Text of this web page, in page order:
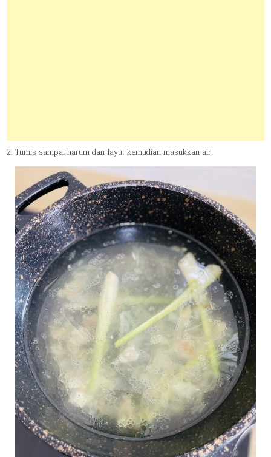
2. Tumis sampai harum dan layu, kemudian masukkan air.